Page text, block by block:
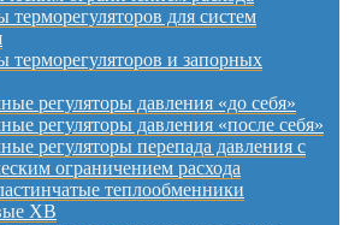
терморегуляторов для систем
терморегуляторов и запорных
регуляторы давления «до себя»
регуляторы давления «после себя»
регуляторы перепада давления с
ограничением расхода
теплообменники
XB